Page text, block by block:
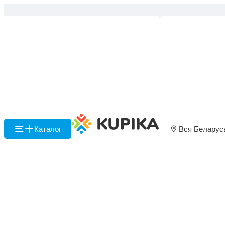
Каталог Вся